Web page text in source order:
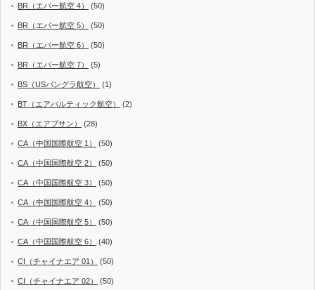
BR（エバー航空 4） (50)
BR（エバー航空 5） (50)
BR（エバー航空 6） (50)
BR（エバー航空 7） (5)
BS（USバングラ航空） (1)
BT（エアバルティック航空） (2)
BX（エアプサン） (28)
CA（中国国際航空 1） (50)
CA（中国国際航空 2） (50)
CA（中国国際航空 3） (50)
CA（中国国際航空 4） (50)
CA（中国国際航空 5） (50)
CA（中国国際航空 6） (40)
CI（チャイナエア 01） (50)
CI（チャイナエア 02） (50)